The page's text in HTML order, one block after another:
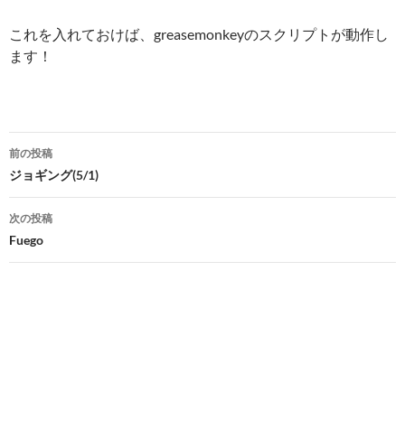
これを入れておけば、greasemonkeyのスクリプトが動作し
ます！
投
稿
ナ
ビ
ゲ
前の投稿
ジョギング(5/1)
次の投稿
Fuego